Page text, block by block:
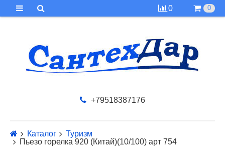
0 0
+79518387176
Каталог
Туризм
Пьезо горелка 920 (Китай)(10/100) арт 754